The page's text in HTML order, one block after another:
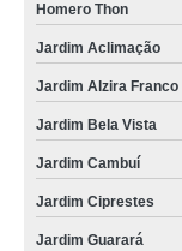
Homero Thon
Jardim Aclimação
Jardim Alzira Franco
Jardim Bela Vista
Jardim Cambuí
Jardim Ciprestes
Jardim Guarará